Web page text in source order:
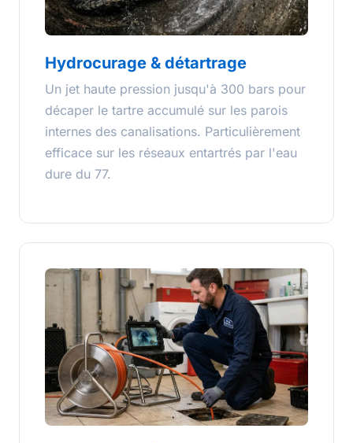
Hydrocurage & détartrage
Un jet haute pression jusqu'à 300 bars pour
décaper le tartre accumulé sur les parois
internes des canalisations. Particulièrement
efficace sur les réseaux entartrés par l'eau
dure du 77.